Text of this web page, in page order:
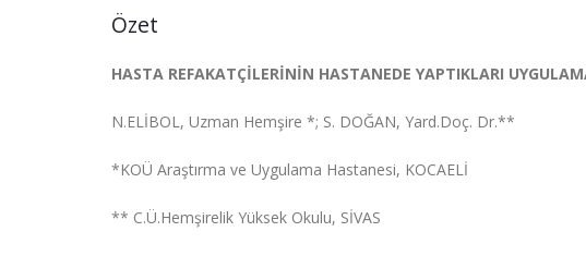
Özet
HASTA REFAKATÇİLERİNİN HASTANEDE YAPTIKLARI
N.ELİBOL, Uzman Hemşire *; S. DOĞAN, Yard.Doç. Dr.**
*KOÜ Araştırma ve Uygulama Hastanesi, KOCAELİ
** C.Ü.Hemşirelik Yüksek Okulu, SİVAS